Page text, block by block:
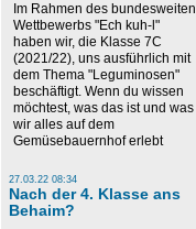
Im Rahmen des bundesweiten
Wettbewerbs "Ech kuh-l"
haben wir, die Klasse 7C
(2021/22), uns ausführlich mit
dem Thema "Leguminosen"
beschäftigt. Wenn du wissen
möchtest, was das ist und was
wir alles auf dem
Gemüsebauernhof erlebt
27.03.22 08:34
Nach der 4. Klasse ans
Behaim?